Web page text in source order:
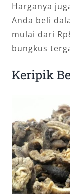
Harganya
Anda beli
mulai dari
bungkus
Keripik